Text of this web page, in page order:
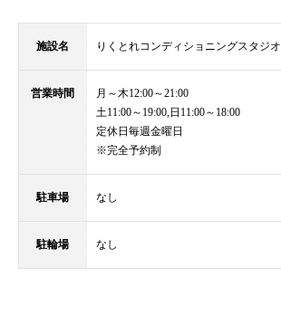
施設名 りくとれコンディショニングスタジオ
営業時間
月～木12:00～21:00
土11:00～19:00,日11:00～18:00
定休日毎週金曜日
※完全予約制
駐車場 なし
駐輪場 なし